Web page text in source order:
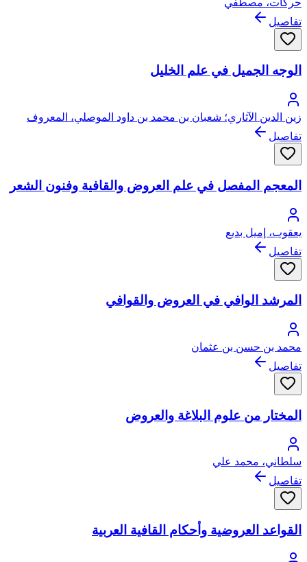
تفاصيل
الوجه الجميل في علم الخليل
زين الدين الآثاري؛ شعبان بن محمد بن داود الموصلي، المعروف
بالآثاري
تفاصيل
المعجم المفصل في علم العروض والقافية وفنون الشعر
يعقوب، إميل بديع
تفاصيل
المرشد الوافي في العروض والقوافي
محمد بن حسن بن عثمان
تفاصيل
المختار من علوم البلاغة والعروض
سلطاني، محمد علي
تفاصيل
القواعد العروضية وأحكام القافية العربية